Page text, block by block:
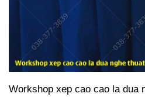
Workshop xep cao cao la dua